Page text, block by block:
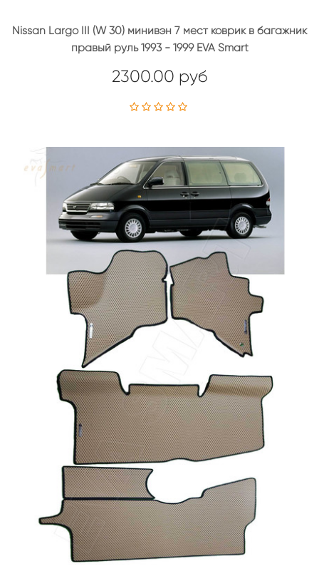
Nissan Largo III (W 30) минивэн 7 мест коврик в багажник
правый руль 1993 - 1999 EVA Smart
2300.00 руб